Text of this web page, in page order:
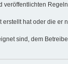
hat oder die er
sind, dem